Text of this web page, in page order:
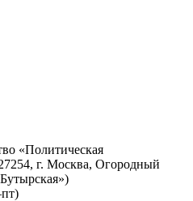
«Политическая
г. Москва, Огородный